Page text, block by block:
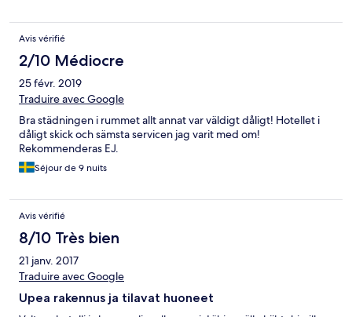
Avis vérifié
2/10 Médiocre
25 févr. 2019
Traduire avec Google
Bra städningen i rummet allt annat var väldigt dåligt! Hotellet i
dåligt skick och sämsta servicen jag varit med om!
Rekommenderas EJ.
Séjour de 9 nuits
Avis vérifié
8/10 Très bien
21 janv. 2017
Traduire avec Google
Upea rakennus ja tilavat huoneet